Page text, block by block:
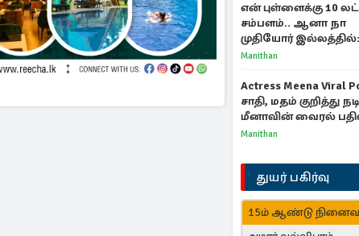
என் புள்ளைக்கு 10
சம்பளம்.. ஆனா நா
முதியோர் இல்லத்தில்:
நடிகரின் கண்ணீர்
Manithan
Actress Meena Viral
சாதி, மதம் குறித்து
மீனாவின் வைரல்
Manithan
துயர் பகிர்வு
15ம் ஆண்டு